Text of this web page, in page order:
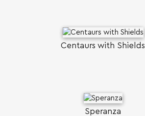
Centaurs with Shields
Speranza